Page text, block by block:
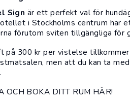
Sign är ett perfekt val för
i Stockholms centrum har
förutom sviten tillgängliga för
på 300 kr per vistelse
men att du kan ta
OCH BOKA DITT RUM HÄR!